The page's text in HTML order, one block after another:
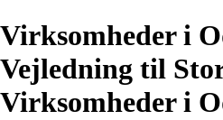
Virksomheder i
Vejledning til
Virksomheder i